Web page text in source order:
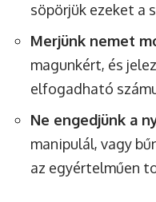
söpörjük ezeket a
Merjünk nemet
magunkért, és
elfogadható
Ne engedjünk a
manipulál, vagy
az egyértelműen